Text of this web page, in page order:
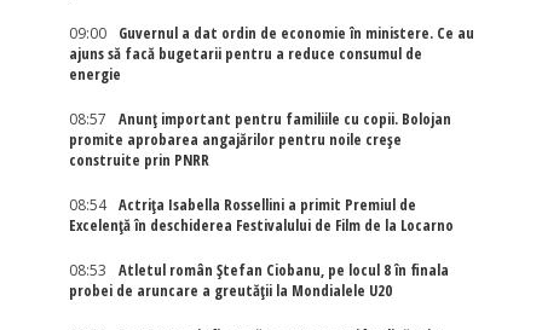
09:00
Guvernul a dat ordin de economie în ministere. Ce au
ajuns să facă bugetarii pentru a reduce consumul de
energie
08:57
Anunț important pentru familiile cu copii. Bolojan
promite aprobarea angajărilor pentru noile creșe
construite prin PNRR
08:54
Actriţa Isabella Rossellini a primit Premiul de
Excelenţă în deschiderea Festivalului de Film de la Locarno
08:53
Atletul român Ștefan Ciobanu, pe locul 8 în finala
probei de aruncare a greutății la Mondialele U20